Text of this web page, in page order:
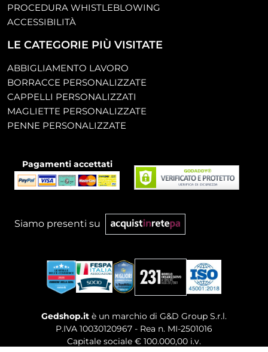
PROCEDURA WHISTLEBLOWING
ACCESSIBILITÀ
LE CATEGORIE PIÙ VISITATE
ABBIGLIAMENTO LAVORO
BORRACCE PERSONALIZZATE
CAPPELLI PERSONALIZZATI
MAGLIETTE PERSONALIZZATE
PENNE PERSONALIZZATE
Pagamenti accettati
Siamo presenti su
Gedshop.it è un marchio di G&D Group S.r.l.
P.IVA 10030120967 - Rea n. MI-2501016
Capitale sociale € 100.000,00 i.v.